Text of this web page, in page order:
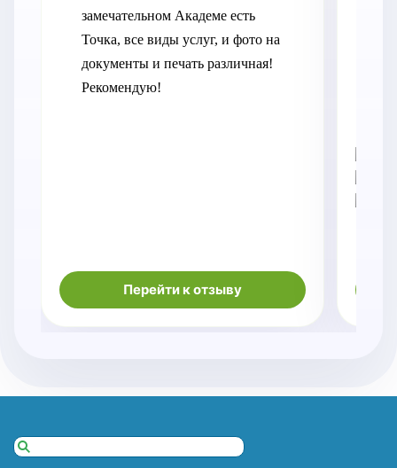
замечательном Академе есть
Точка, все виды услуг, и фото на
документы и печать различная!
Рекомендую!
Перейти к отзыву